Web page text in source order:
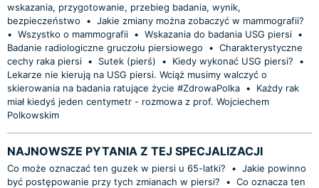
wskazania, przygotowanie, przebieg badania, wynik,
bezpieczeństwo
• Jakie zmiany można zobaczyć w mammografii?
• Wszystko o mammografii • Wskazania do badania USG piersi •
Badanie radiologiczne gruczołu piersiowego
• Charakterystyczne
cechy raka piersi • Sutek (pierś) • Kiedy wykonać USG piersi?
•
Lekarze nie kierują na USG piersi. Wciąż musimy walczyć o
skierowania na badania ratujące życie #ZdrowaPolka •
Każdy rak
miał kiedyś jeden centymetr - rozmowa z prof. Wojciechem
Polkowskim
NAJNOWSZE PYTANIA Z TEJ SPECJALIZACJI
Co może oznaczać ten guzek w piersi u 65-latki? • Jakie powinno
być postępowanie przy tych zmianach w piersi?
• Co oznacza ten